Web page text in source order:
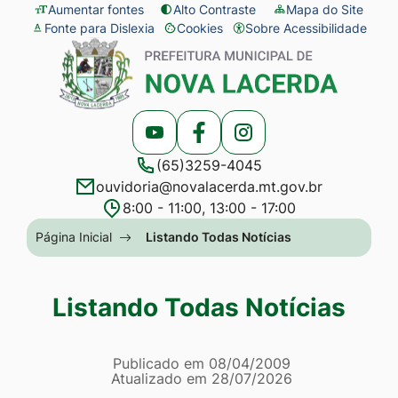
Seção
de
atalhos
acessibilidade
Ir
para
conteúdo
menu
[alt+2]
para
Aumentar fontes Alto Contraste
Mapa do Site
Fonte para Dislexia
Cookies
Abrir
preferências
de
cookies
Sobre Acessibilidade
Seção
menu
Acessar
a
Rede
Social
Acessar
a
Rede
Social
Acessar
a
Rede
Social
(65)3259-4045
ouvidoria@novalacerda.mt.gov.br
8:00 - 11:00, 13:00 - 17:00
Seção
do
principal
Página Inicial Listando Todas Notícias
Listando Todas Notícias
Página Listando Todas
Informações
Publicado em 08/04/2009
Atualizado em 28/07/2026